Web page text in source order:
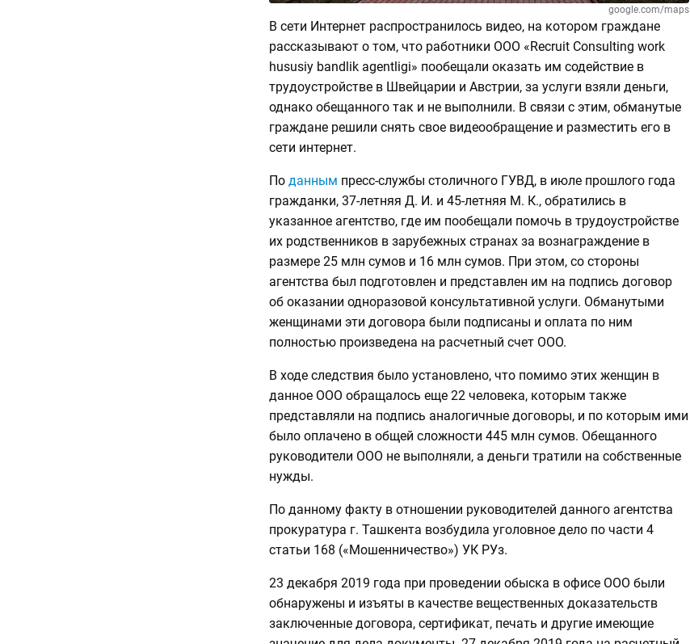
google.com/maps
В сети Интернет распространилось видео, на котором граждане
рассказывают о том, что работники ООО «Recruit Consulting work
hususiy bandlik agentligi» пообещали оказать им содействие в
трудоустройстве в Швейцарии и Австрии, за услуги взяли деньги,
однако обещанного так и не выполнили. В связи с этим, обманутые
граждане решили снять свое видеообращение и разместить его в
сети интернет.
По данным пресс-службы столичного ГУВД, в июле прошлого года
гражданки, 37-летняя Д. И. и 45-летняя М. К., обратились в
указанное агентство, где им пообещали помочь в трудоустройстве
их родственников в зарубежных странах за вознаграждение в
размере 25 млн сумов и 16 млн сумов. При этом, со стороны
агентства был подготовлен и представлен им на подпись договор
об оказании одноразовой консультативной услуги. Обманутыми
женщинами эти договора были подписаны и оплата по ним
полностью произведена на расчетный счет ООО.
В ходе следствия было установлено, что помимо этих женщин в
данное ООО обращалось еще 22 человека, которым также
представляли на подпись аналогичные договоры, и по которым ими
было оплачено в общей сложности 445 млн сумов. Обещанного
руководители ООО не выполняли, а деньги тратили на собственные
нужды.
По данному факту в отношении руководителей данного агентства
прокуратура г. Ташкента возбудила уголовное дело по части 4
статьи 168 («Мошенничество») УК РУз.
23 декабря 2019 года при проведении обыска в офисе ООО были
обнаружены и изъяты в качестве вещественных доказательств
заключенные договора, сертификат, печать и другие имеющие